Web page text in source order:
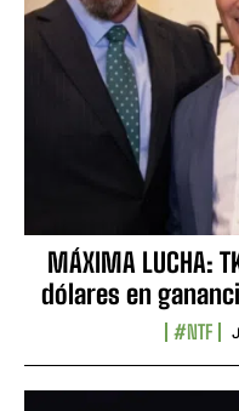
MÁXIMA LUCHA:
dólares en
#NTF